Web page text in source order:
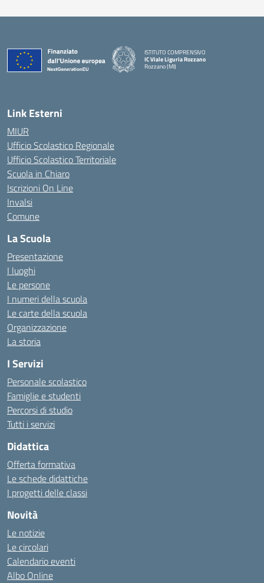
ISTITUTO COMPRENSIVO
IC Viale Liguria Rozzano
Rozzano (MI)
Link Esterni
MIUR
Ufficio Scolastico Regionale
Ufficio Scolastico Territoriale
Scuola in Chiaro
Iscrizioni On Line
Invalsi
Comune
La Scuola
Presentazione
I luoghi
Le persone
I numeri della scuola
Le carte della scuola
Organizzazione
La storia
I Servizi
Personale scolastico
Famiglie e studenti
Percorsi di studio
Tutti i servizi
Didattica
Offerta formativa
Le schede didattiche
I progetti delle classi
Novità
Le notizie
Le circolari
Calendario eventi
Albo Online